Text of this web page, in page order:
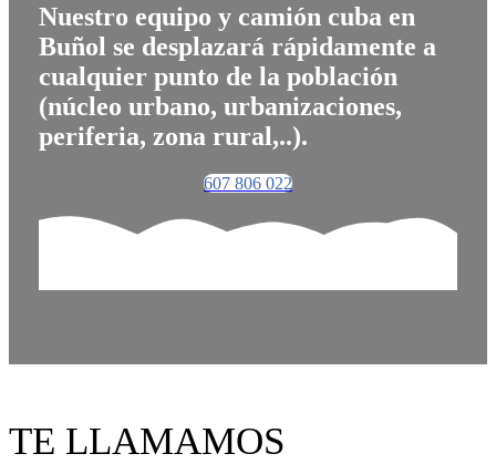
Nuestro equipo y camión cuba en
Buñol se desplazará rápidamente a
cualquier punto de la población
(núcleo urbano, urbanizaciones,
periferia, zona rural,..).
607 806 022
TE LLAMAMOS